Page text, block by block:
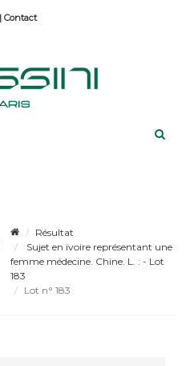
Contact
Résultat
Sujet en ivoire représentant une
femme médecine. Chine. L. : - Lot
183
Lot n° 183